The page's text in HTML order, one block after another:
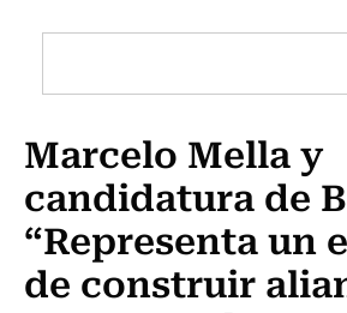
Cultura
Programas Radio y TV Usach
Marcelo Mella y
candidatura de
“Representa un
de construir